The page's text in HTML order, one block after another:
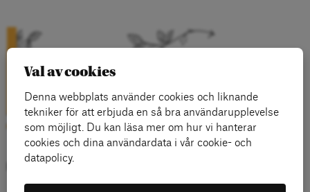
Val av cookies
Denna webbplats använder cookies och liknande
tekniker för att erbjuda en så bra användarupplevelse
som möjligt. Du kan läsa mer om hur vi hanterar
cookies och dina användardata i vår cookie- och
datapolicy.